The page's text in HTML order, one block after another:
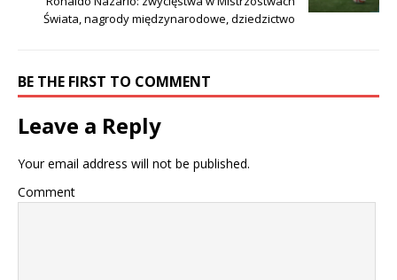
Świata, nagrody międzynarodowe, dziedzictwo
BE THE FIRST TO COMMENT
Leave a Reply
Your email address will not be published.
Comment